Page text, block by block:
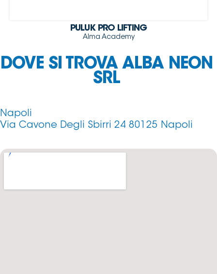
PULUK PRO LIFTING
Alma Academy
DOVE SI TROVA ALBA NEON
SRL
Napoli
Via Cavone Degli Sbirri 24 80125 Napoli